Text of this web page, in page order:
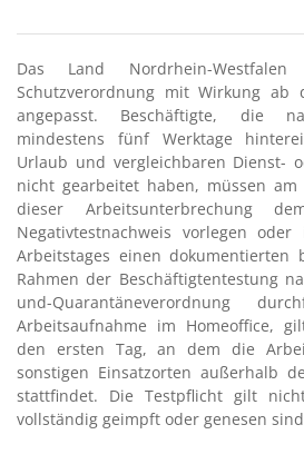
Das Land Nordrhein-
Schutzverordnung mit Wirkung ab
angepasst. Beschäftigte, die
mindestens fünf Werktage
Urlaub und vergleichbaren Dienst-
nicht gearbeitet haben, müssen
dieser Arbeitsunterbrechung
Negativtestnachweis vorlegen
Arbeitstages einen dokumentierten
Rahmen der Beschäftigtentestung
und-Quarantäneverordnung
Arbeitsaufnahme im Homeoffice,
den ersten Tag, an dem die
sonstigen Einsatzorten außerhalb
stattfindet. Die Testpflicht gilt
vollständig geimpft oder genesen